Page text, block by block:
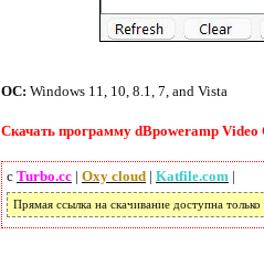
ОС: Windows 11, 10, 8.1, 7, and Vista
Скачать программу dBpoweramp
с Turbo.cc| Oxy cloud| Katfile.com |
Прямая ссылка на скачивание доступна